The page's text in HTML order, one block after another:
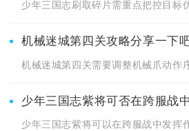
机械迷城第四关攻略分享一下
少年三国志紫将可否在跨服战